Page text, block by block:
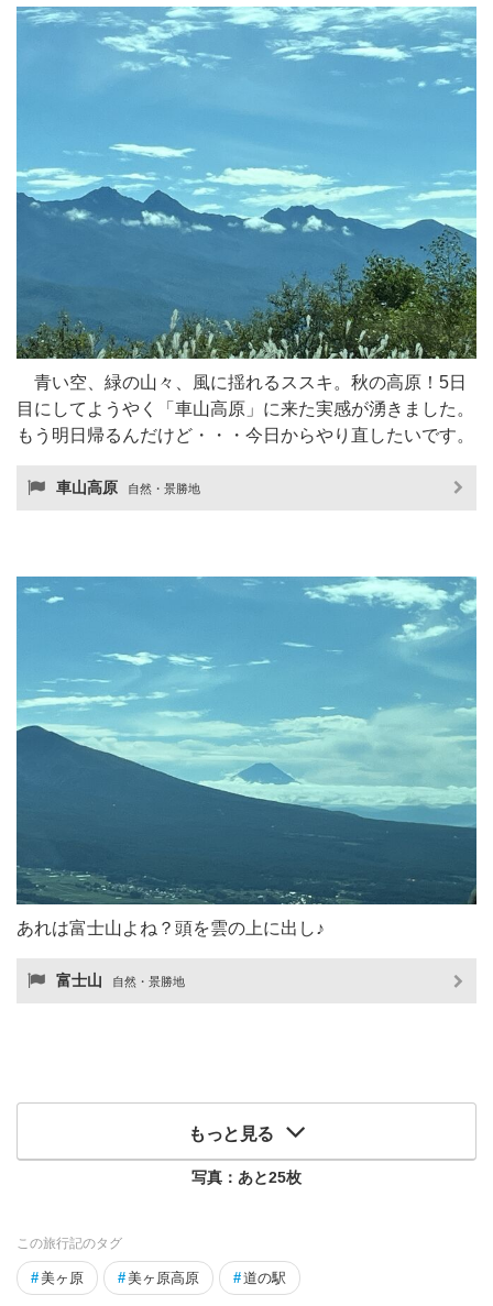
青い空、緑の山々、風に揺れるススキ。秋の高原！5日
目にしてようやく「車山高原」に来た実感が湧きました。
もう明日帰るんだけど・・・今日からやり直したいです。
車山高原 自然・景勝地
あれは富士山よね？頭を雲の上に出し♪
富士山 自然・景勝地
もっと見る
写真：あと25枚
この旅行記のタグ
#美ヶ原 #美ヶ原高原 #道の駅